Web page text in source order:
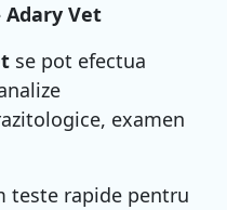
Adary Vet
se pot efectua
examen
teste rapide pentru